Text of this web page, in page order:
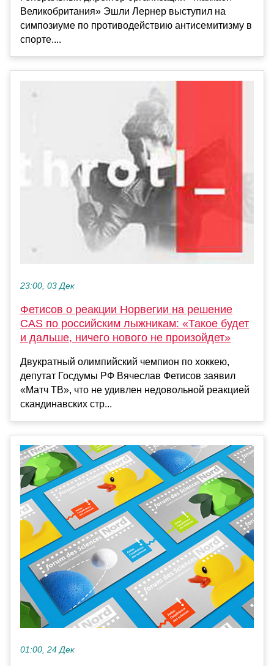
Великобритания» Эшли Лернер выступил на
симпозиуме по противодействию антисемитизму в
спорте....
23:00, 03 Дек
Фетисов о реакции Норвегии на решение
CAS по российским лыжникам: «Такое будет
и дальше, ничего нового не произойдет»
Двукратный олимпийский чемпион по хоккею,
депутат Госдумы РФ Вячеслав Фетисов заявил
«Матч ТВ», что не удивлен недовольной реакцией
скандинавских стр...
01:00, 24 Дек